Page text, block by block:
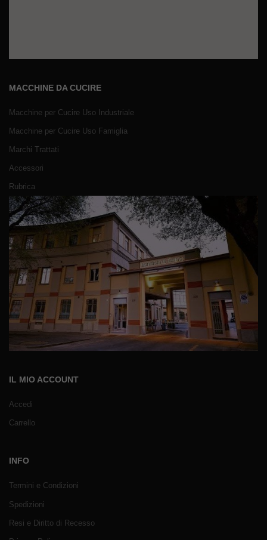
MACCHINE DA CUCIRE
Macchine per Cucire Uso Industriale
Macchine per Cucire Uso Famiglia
Marchi Trattati
Accessori
Rubrica
IL MIO ACCOUNT
Accedi
Carrello
INFO
Termini e Condizioni
Spedizioni
Resi e Diritto di Recesso